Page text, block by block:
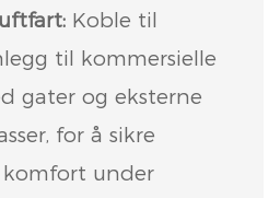
Koble til
til kommersielle
gater og eksterne
for å sikre
komfort under